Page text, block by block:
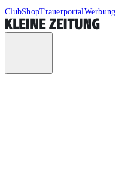
ClubShopTrauerportalWerbung